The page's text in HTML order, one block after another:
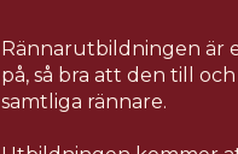
Rännarutbildningen är
på, så bra att den till
samtliga rännare.